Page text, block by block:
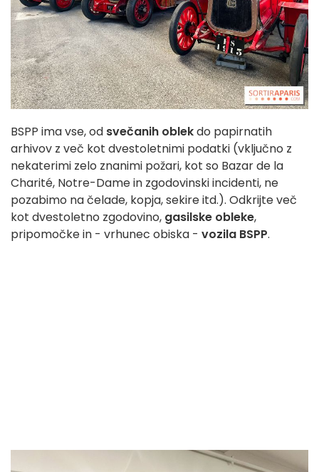
BSPP ima vse, od svečanih oblekdo papirnatih
arhivov z več kot dvestoletnimi podatki (vključno z
nekaterimi zelo znanimi požari, kot so Bazar de la
Charité, Notre-Dame in zgodovinski incidenti, ne
pozabimo na čelade, kopja, sekire itd.). Odkrijte več
kot dvestoletno zgodovino, gasilske obleke,
pripomočke in - vrhunec obiska - vozila BSPP.